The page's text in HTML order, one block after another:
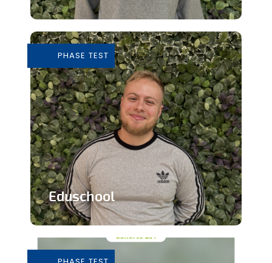
main
En savoir plus
PHASE TEST
Eduschool
de professeurs en secondaire